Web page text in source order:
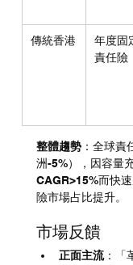
傳統香港
年度固
責任險
整體趨勢：全球責
洲-5%），因容量
CAGR>15%而快
險市場占比提升。
市場反饋
正面主流：「